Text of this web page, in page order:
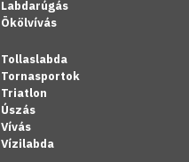
Labdarúgás
Ökölvívás
Tollaslabda
Tornasportok
Triatlon
Úszás
Vívás
Vízilabda